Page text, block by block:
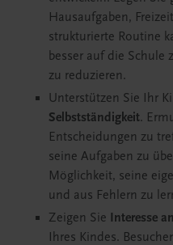
Hausaufgaben,
strukturierte Routine
besser auf die Schule
zu reduzieren.
Unterstützen Sie Ihr
Selbstständigkeit.
Entscheidungen zu
seine Aufgaben zu
Möglichkeit, seine
und aus Fehlern zu
Zeigen Sie Interesse
Ihres Kindes.